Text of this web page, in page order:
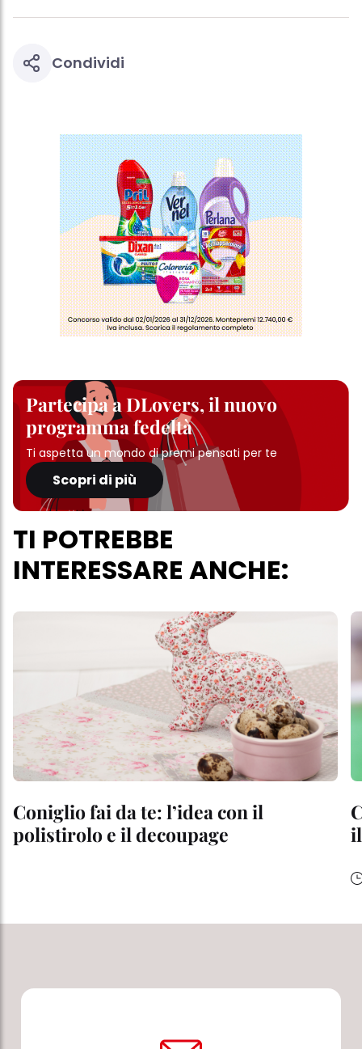
Condividi
Partecipa a DLovers, il nuovo
programma fedeltà
Ti aspetta un mondo di premi pensati per te
Scopri di più
TI POTREBBE
INTERESSARE ANCHE:
Coniglio fai da te: l’idea con il
polistirolo e il decoupage